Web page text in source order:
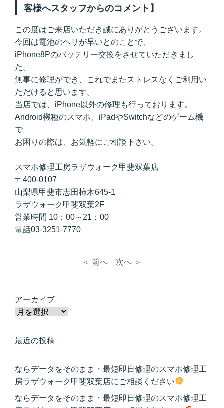
客様へスタッフからのコメント】
この度はご来店いただき誠にありがとうございます。
今回は電池のヘリが早いとのことで、
iPhone8Pのバッテリー交換をさせていただきまし
た。
無事に修理ができ、これでまたストレスなくご利用い
ただけると思います。
当店では、iPhone以外の修理も行っております。
Android機種のスマホ、iPadやSwitchなどのゲーム機
で
お困りの際は、お気軽にご相談下さい。
スマホ修理工房ラザウォーク甲斐双葉店
〒400-0107
山梨県甲斐市志田柿木645-1
ラザウォーク甲斐双葉2F
営業時間 10：00～21：00
電話03-3251-7770
＜ 前へ 次へ ＞
アーカイブ
最近の投稿
ならデータをそのまま・最短即日修理のスマホ修理工
房ラザウォーク甲斐双葉店にご相談ください
ならデータをそのまま・最短即日修理のスマホ修理工